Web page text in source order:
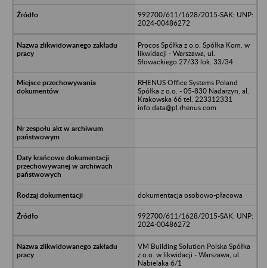
992700/611/1628/2015-SAK; UNP:
2024-00486272
Procos Spółka z o.o. Spółka Kom. w
likwidacji - Warszawa, ul.
Słowackiego 27/33 lok. 33/34
RHENUS Office Systems Poland
Spółka z o.o. - 05-830 Nadarzyn, al.
Krakowska 66 tel. 223312331
info.data@pl.rhenus.com
dokumentacja osobowo-płacowa
992700/611/1628/2015-SAK; UNP:
2024-00486272
VM Building Solution Polska Spółka
z o.o. w likwidacji - Warszawa, ul.
Nabielaka 6/1